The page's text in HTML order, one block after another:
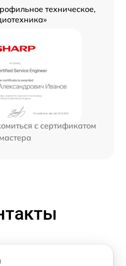
техническое,
с сертификатом
мастера